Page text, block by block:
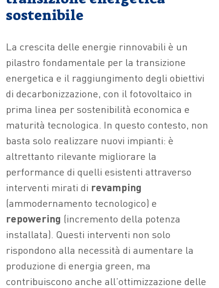
sostenibile
La crescita delle energie rinnovabili è un
pilastro fondamentale per la transizione
energetica e il raggiungimento degli obiettivi
di decarbonizzazione, con il fotovoltaico in
prima linea per sostenibilità economica e
maturità tecnologica. In questo contesto, non
basta solo realizzare nuovi impianti: è
altrettanto rilevante migliorare la
performance di quelli esistenti attraverso
interventi mirati di revamping
(ammodernamento tecnologico) e
repowering (incremento della potenza
installata). Questi interventi non solo
rispondono alla necessità di aumentare la
produzione di energia green, ma
contribuiscono anche all’ottimizzazione delle